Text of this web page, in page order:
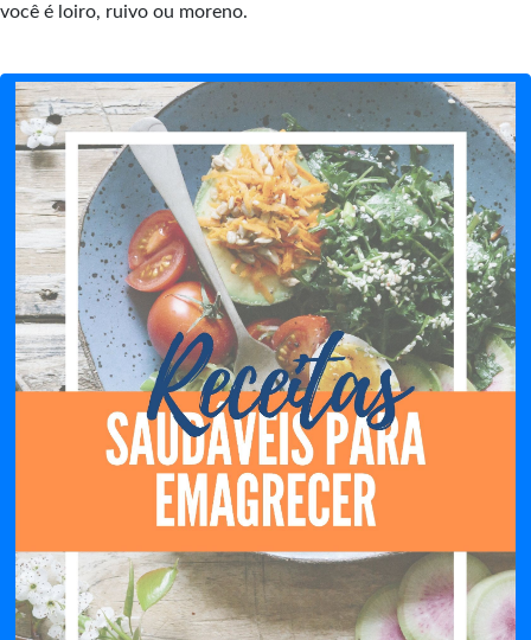
você é loiro, ruivo ou moreno.